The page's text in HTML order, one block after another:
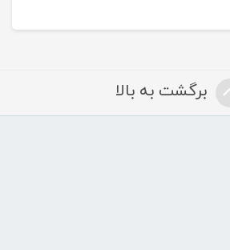
برگشت به بالا